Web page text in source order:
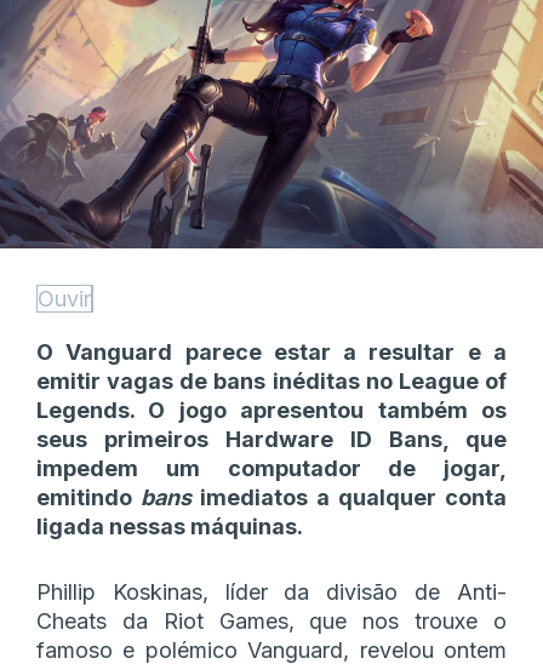
Ouvir
O Vanguard parece estar a resultar e a
emitir vagas de bans inéditas no League of
Legends. O jogo apresentou também os
seus primeiros Hardware ID Bans, que
impedem um computador de jogar,
emitindo bansimediatos a qualquer conta
ligada nessas máquinas.
Phillip Koskinas, líder da divisão de Anti-
Cheats da Riot Games, que nos trouxe o
famoso e polémico Vanguard, revelou ontem